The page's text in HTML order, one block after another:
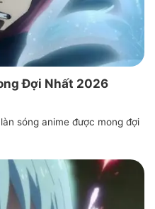
Đợi Nhất 2026
sóng anime được mong đợi